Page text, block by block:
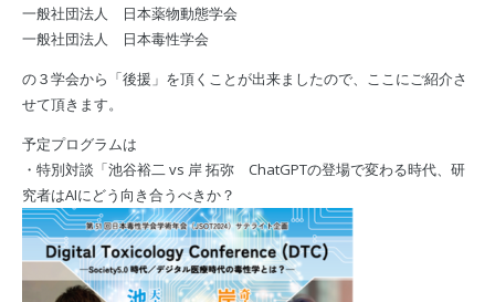
一般社団法人 日本薬物動態学会
一般社団法人 日本毒性学会
の３学会から「後援」を頂くことが出来ましたので、ここにご紹介さ
せて頂きます。
予定プログラムは
・特別対談「池谷裕二 vs 岸 拓弥 ChatGPTの登場で変わる時代、研
究者はAIにどう向き合うべきか？